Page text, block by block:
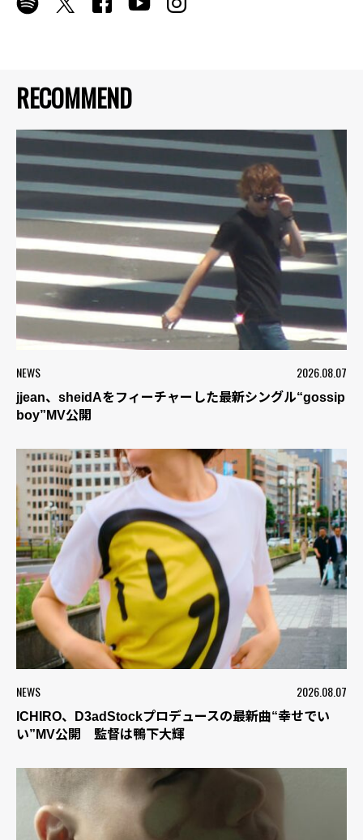
RECOMMEND
NEWS 2026.08.07
jjean、sheidAをフィーチャーした最新シングル“gossip
boy”MV公開
NEWS 2026.08.07
ICHIRO、D3adStockプロデュースの最新曲“幸せでい
い”MV公開 監督は鴨下大輝